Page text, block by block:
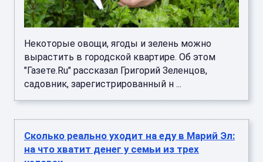
Некоторые овощи, ягоды и зелень можно
вырастить в городской квартире. Об этом
"Газете.Ru" рассказал Григорий Зеленцов,
садовник, зарегистрированный н ...
Сколько реально уходит на еду в Марий Эл:
на что хватит денег у семьи из трех